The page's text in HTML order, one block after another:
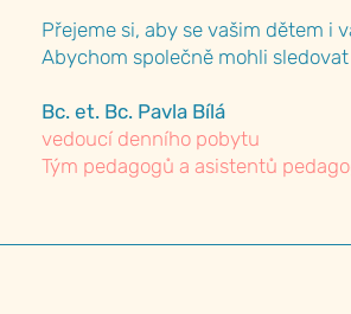
Přejeme si, aby se vašim dětem i
Abychom společně mohli
Bc. et. Bc. Pavla Bílá
vedoucí denního pobytu
Tým pedagogů a asistentů